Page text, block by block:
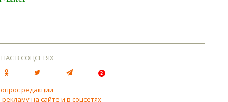
В СОЦСЕТЯХ
редакции
на сайте и в соцсетях